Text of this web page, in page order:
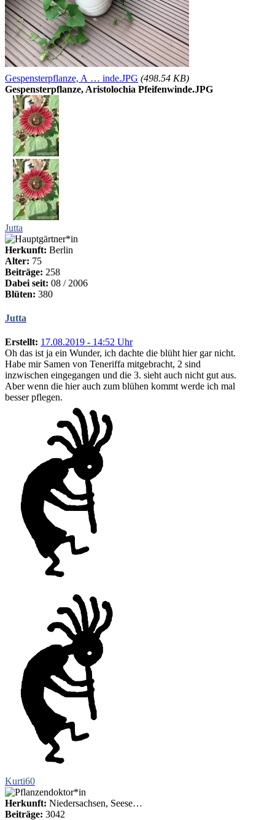
Gespensterpflanze, A … inde.JPG (498.54 KB)
Gespensterpflanze, Aristolochia Pfeifenwinde.JPG
Jutta
Herkunft: Berlin
Alter: 75
Beiträge: 258
Dabei seit: 08 / 2006
Blüten: 380
Jutta
Erstellt: 17.08.2019 - 14:52 Uhr
Oh das ist ja ein Wunder, ich dachte die blüht hier gar nicht.
Habe mir Samen von Teneriffa mitgebracht, 2 sind
inzwischen eingegangen und die 3. sieht auch nicht gut aus.
Aber wenn die hier auch zum blühen kommt werde ich mal
besser pflegen.
Kurti60
Herkunft: Niedersachsen, Seese…
Beiträge: 3042